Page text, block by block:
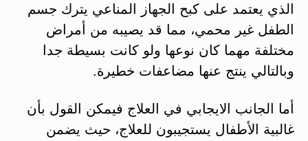
الذي يعتمد على كبح الجهاز المناعي يترك جسم
الطفل غير محمي، مما قد يصيبه من أمراض
مختلفة مهما كان نوعها ولو كانت بسيطة جدا
وبالتالي ينتج عنها مضاعفات خطيرة.
أما الجانب الايجابي في العلاج فيمكن القول بأن
غالبية الأطفال يستجيبون للعلاج، حيث يضمن